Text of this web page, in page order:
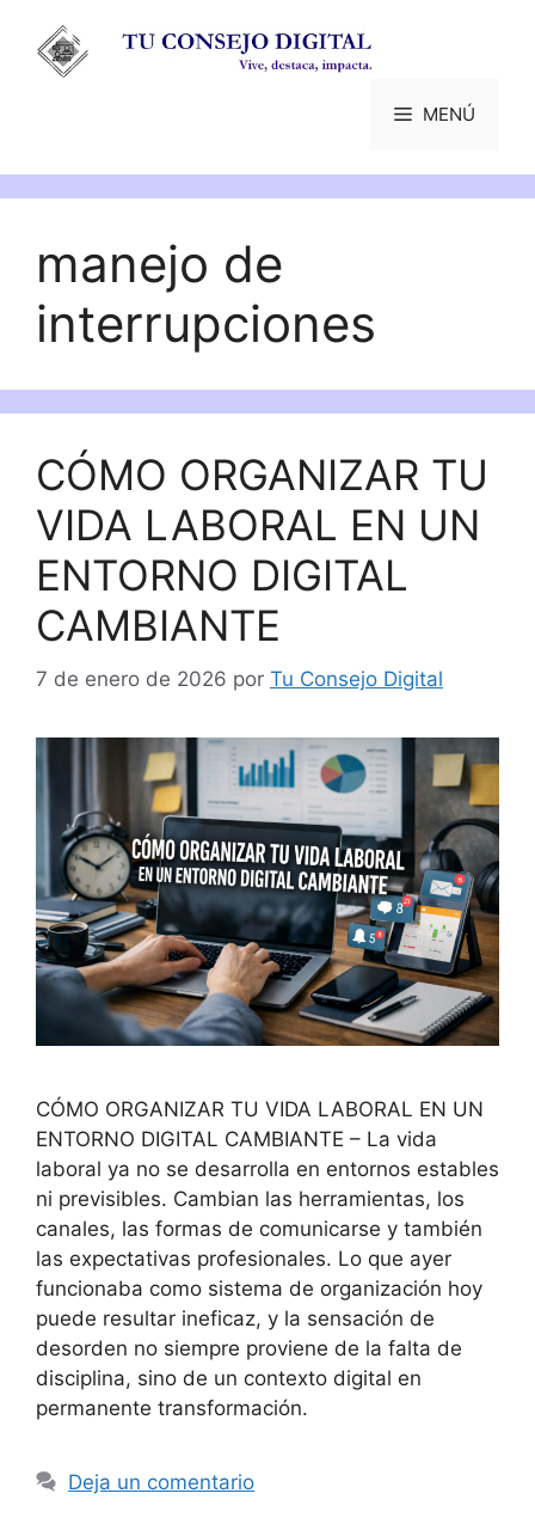
contenido
MENÚ
manejo de
interrupciones
CÓMO ORGANIZAR TU
VIDA LABORAL EN UN
ENTORNO DIGITAL
CAMBIANTE
7 de enero de 2026 por Tu Consejo Digital
CÓMO ORGANIZAR TU VIDA LABORAL EN UN
ENTORNO DIGITAL CAMBIANTE – La vida
laboral ya no se desarrolla en entornos estables
ni previsibles. Cambian las herramientas, los
canales, las formas de comunicarse y también
las expectativas profesionales. Lo que ayer
funcionaba como sistema de organización hoy
puede resultar ineficaz, y la sensación de
desorden no siempre proviene de la falta de
disciplina, sino de un contexto digital en
permanente transformación.
Deja un comentario